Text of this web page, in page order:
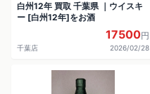
白州12年 買取 千葉県 ｜ウイスキ
ー [白州12年]をお酒
17500円
千葉店 2026/02/28